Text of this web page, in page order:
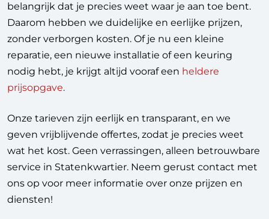
belangrijk dat je precies weet waar je aan toe bent.
Daarom hebben we duidelijke en eerlijke prijzen,
zonder verborgen kosten. Of je nu een kleine
reparatie, een nieuwe installatie of een keuring
nodig hebt, je krijgt altijd vooraf een heldere
prijsopgave.
Onze tarieven zijn eerlijk en transparant, en we
geven vrijblijvende offertes, zodat je precies weet
wat het kost. Geen verrassingen, alleen betrouwbare
service in Statenkwartier. Neem gerust contact met
ons op voor meer informatie over onze prijzen en
diensten!